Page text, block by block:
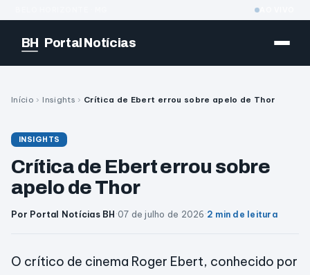
BH Portal Notícias
Início › Insights › Crítica de Ebert errou sobre apelo de Thor
INSIGHTS
Crítica de Ebert errou sobre
apelo de Thor
Por Portal Notícias BH·07 de julho de 2026·2 min de leitura
O crítico de cinema Roger Ebert, conhecido por